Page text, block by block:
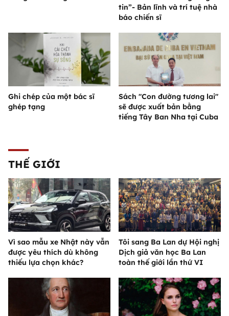
tin”- Bản lĩnh và trí tuệ nhà
báo chiến sĩ
Ghi chép của một bác sĩ
ghép tạng
Sách "Con đường tương lai"
sẽ được xuất bản bằng
tiếng Tây Ban Nha tại Cuba
THẾ GIỚI
Vì sao mẫu xe Nhật này vẫn
được yêu thích dù không
thiếu lựa chọn khác?
Tôi sang Ba Lan dự Hội nghị
Dịch giả văn học Ba Lan
toàn thế giới lần thứ VI